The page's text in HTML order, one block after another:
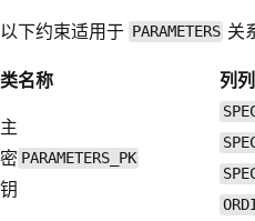
以下约束适用于 PARAMETERS 关
类名称 列
主
密
钥
PARAMETERS_PK